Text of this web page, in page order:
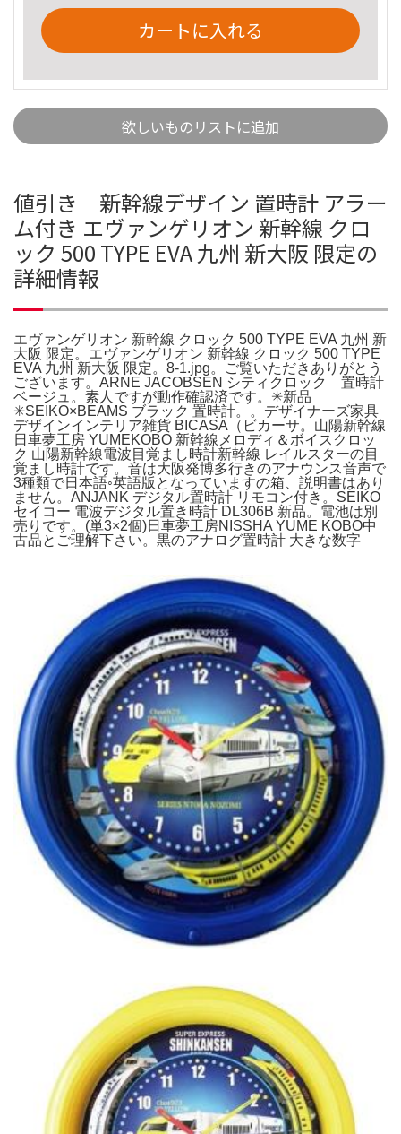
カートに入れる
欲しいものリストに追加
値引き 新幹線デザイン 置時計 アラー
ム付き エヴァンゲリオン 新幹線 クロ
ック 500 TYPE EVA 九州 新大阪 限定の
詳細情報
エヴァンゲリオン 新幹線 クロック 500 TYPE EVA 九州 新
大阪 限定。エヴァンゲリオン 新幹線 クロック 500 TYPE
EVA 九州 新大阪 限定。8-1.jpg。ご覧いただきありがとう
ございます。ARNE JACOBSEN シティクロック 置時計
ベージュ。素人ですが動作確認済です。✳︎新品
✳︎SEIKO×BEAMS ブラック 置時計。。デザイナーズ家具
デザインインテリア雑貨 BICASA（ビカーサ。山陽新幹線
日車夢工房 YUMEKOBO 新幹線メロディ＆ボイスクロッ
ク 山陽新幹線電波目覚まし時計新幹線 レイルスターの目
覚まし時計です。音は大阪発博多行きのアナウンス音声で
3種類で日本語◦英語版となっていますの箱、説明書はあり
ません。ANJANK デジタル置時計 リモコン付き。SEIKO
セイコー 電波デジタル置き時計 DL306B 新品。電池は別
売りです。(単3×2個)日車夢工房NISSHA YUME KOBO中
古品とご理解下さい。黒のアナログ置時計 大きな数字